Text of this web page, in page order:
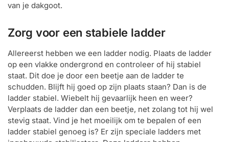
van je dakgoot.
Zorg voor een stabiele ladder
Allereerst hebben we een ladder nodig. Plaats de ladder
op een vlakke ondergrond en controleer of hij stabiel
staat. Dit doe je door een beetje aan de ladder te
schudden. Blijft hij goed op zijn plaats staan? Dan is de
ladder stabiel. Wiebelt hij gevaarlijk heen en weer?
Verplaats de ladder dan een beetje, net zolang tot hij wel
stevig staat. Vind je het moeilijk om te bepalen of een
ladder stabiel genoeg is? Er zijn speciale ladders met